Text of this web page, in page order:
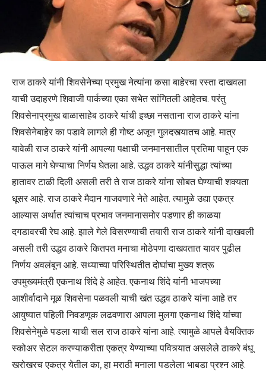
राज ठाकरे यांनी शिवसेनेच्या प्रमुख नेत्यांना कसा बाहेरचा रस्ता दाखवला
याची उदाहरणे शिवाजी पार्कच्या एका सभेत सांगितली आहेतच. परंतु
शिवसेनाप्रमुख बाळासाहेब ठाकरे यांची इच्छा नसताना राज ठाकरे यांना
शिवसेनेबाहेर का पडावे लागले ही गोष्ट अजून गुलदस्त्यातच आहे. मात्र
यावेळी राज ठाकरे यांनी आपल्या पक्षाची जनमानसातील प्रतिमा पाहून एक
पाऊल मागे घेण्याचा निर्णय घेतला आहे. उद्धव ठाकरे यांनीसुद्धा त्यांच्या
हातावर टाळी दिली असली तरी ते राज ठाकरे यांना सोबत घेण्याची शक्यता
धूसर आहे. राज ठाकरे मैदान गाजवणारे नेते आहेत. त्यामुळे उद्या एकत्र
आल्यास अर्थात त्यांचाच प्रभाव जनमानासमोर पडणार ही काळया
दगडावरची रेघ आहे. झाले गेले विसरण्याची तयारी राज ठाकरे यांनी दाखवली
असली तरी उद्धव ठाकरे कितपत मनाचा मोठेपणा दाखवतात यावर पुढील
निर्णय अवलंबून आहे. सध्याच्या परिस्थितीत दोघांचा मुख्य शत्रू
उपमुख्यमंत्री एकनाथ शिंदे हे आहेत. एकनाथ शिंदे यांनी भाजपच्या
आशीर्वादाने मूळ शिवसेना पळवली याची खंत उद्धव ठाकरे यांना आहे तर
आयुष्यात पहिली निवडणूक लढवणारा आपला मुलगा एकनाथ शिंदे यांच्या
शिवसेनेमुळे पडला याची सल राज ठाकरे यांना आहे. त्यामुळे आपले वैयक्तिक
स्कोअर सेटल करण्याकरीता एकत्र येण्याच्या पवित्र्यात असलेले ठाकरे बंधू
खरोखरच एकत्र येतील का, हा मराठी मनाला पडलेला भाबडा प्रश्न आहे.